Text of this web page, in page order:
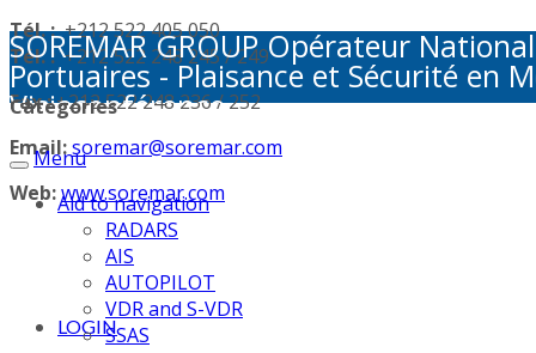
Tél. :+212 522 405 050
Tél. :+212 522 248 245 / 249
Fax :+212 522 248 236 / 252
Email:soremar@soremar.com
Web:www.soremar.com
LOGIN
SOREMAR GROUP Opérateur
Portuaires - Plaisance et Sécurité en
Visioconférence
Categories
Menu
Aid to navigation
RADARS
AIS
AUTOPILOT
VDR and S-VDR
SSAS